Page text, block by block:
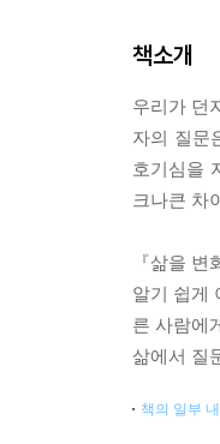
책소개
우리가 던
자의 질문
호기심을
크나큰 차
『삶을
알기 쉽게
른 사람에
삶에서 질
책의 일부